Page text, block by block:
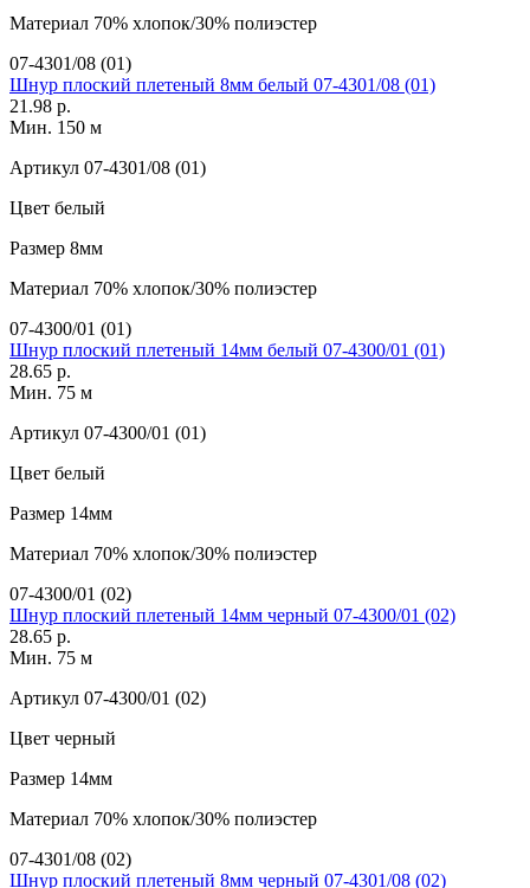
Материал 70% хлопок/30% полиэстер
07-4301/08 (01)
Шнур плоский плетеный 8мм белый 07-4301/08 (01)
21.98 р.
Мин. 150 м
Артикул 07-4301/08 (01)
Цвет белый
Размер 8мм
Материал 70% хлопок/30% полиэстер
07-4300/01 (01)
Шнур плоский плетеный 14мм белый 07-4300/01 (01)
28.65 р.
Мин. 75 м
Артикул 07-4300/01 (01)
Цвет белый
Размер 14мм
Материал 70% хлопок/30% полиэстер
07-4300/01 (02)
Шнур плоский плетеный 14мм черный 07-4300/01 (02)
28.65 р.
Мин. 75 м
Артикул 07-4300/01 (02)
Цвет черный
Размер 14мм
Материал 70% хлопок/30% полиэстер
07-4301/08 (02)
Шнур плоский плетеный 8мм черный 07-4301/08 (02)